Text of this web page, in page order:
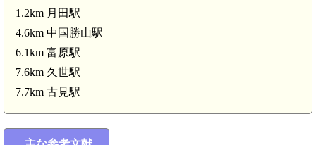
1.2km 月田駅
4.6km 中国勝山駅
6.1km 富原駅
7.6km 久世駅
7.7km 古見駅
美作 浅田城(4.4km)